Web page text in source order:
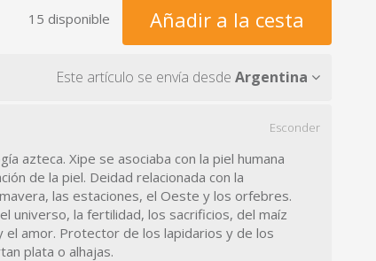
15 disponible Añadir a la cesta
Este artículo se envía desde Argentina
Esconder
azteca. Xipe se asociaba con la piel humana
de la piel. Deidad relacionada con la
las estaciones, el Oeste y los orfebres.
universo, la fertilidad, los sacrificios, del maíz
el amor. Protector de los lapidarios y de los
plata o alhajas.